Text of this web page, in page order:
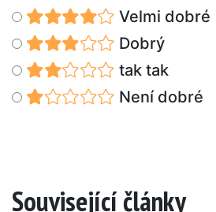
Velmi dobré
Dobrý
tak tak
Není dobré
Související články